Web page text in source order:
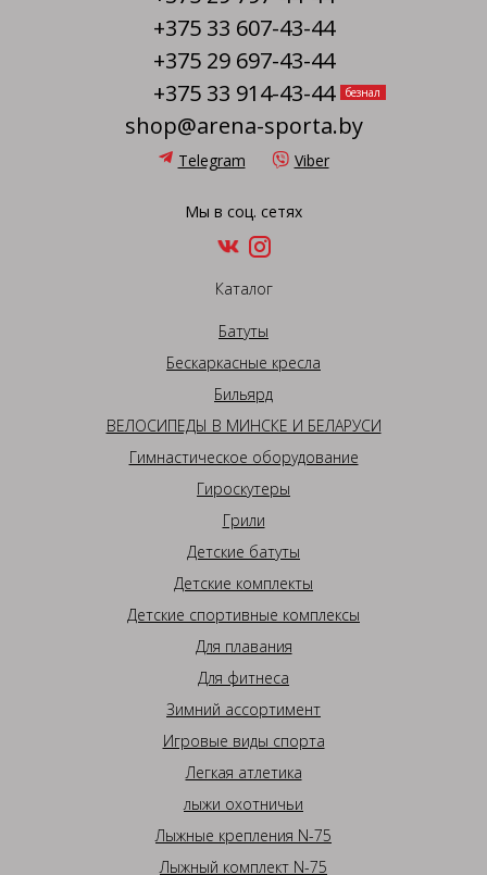
+375 33 607-43-44
+375 29 697-43-44
+375 33 914-43-44
безнал
shop@arena-sporta.by
Telegram Viber
Мы в соц. сетях
Каталог
Батуты
Бескаркасные кресла
Бильярд
ВЕЛОСИПЕДЫ В МИНСКЕ И БЕЛАРУСИ
Гимнастическое оборудование
Гироскутеры
Грили
Детские батуты
Детские комплекты
Детские спортивные комплексы
Для плавания
Для фитнеса
Зимний ассортимент
Игровые виды спорта
Легкая атлетика
лыжи охотничьи
Лыжные крепления N-75
Лыжный комплект N-75